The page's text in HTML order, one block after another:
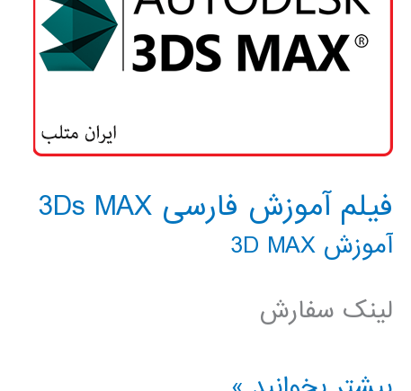
فیلم آموزش فارسی 3Ds MAX
آموزش 3D MAX
لینک سفارش